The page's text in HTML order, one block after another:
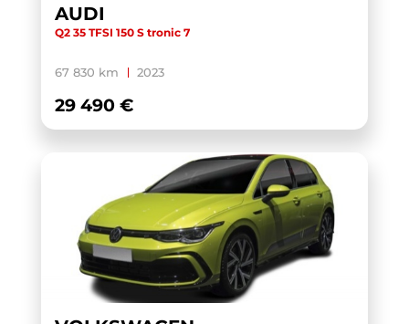
XC40 (1)
ZS (1)
AUDI
Q2 35 TFSI 150 S tronic 7
67 830 km 2023
29 490 €